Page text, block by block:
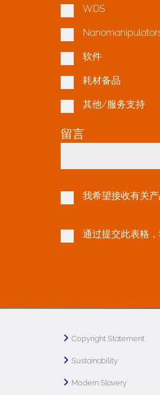
WDS
软件
耗材备品
其他/服务支持
留言
我希望接收有关
通过提交此表格
Copyright Statement
Sustainability
Modern Slavery